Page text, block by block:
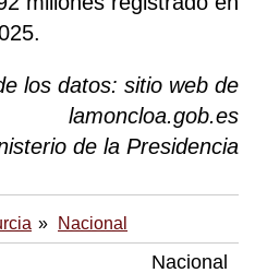
los datos: sitio web de
lamoncloa.gob.es
de la Presidencia
Nacional
Nacional